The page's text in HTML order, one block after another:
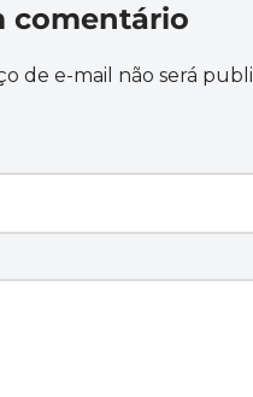
comentário
de e-mail não será